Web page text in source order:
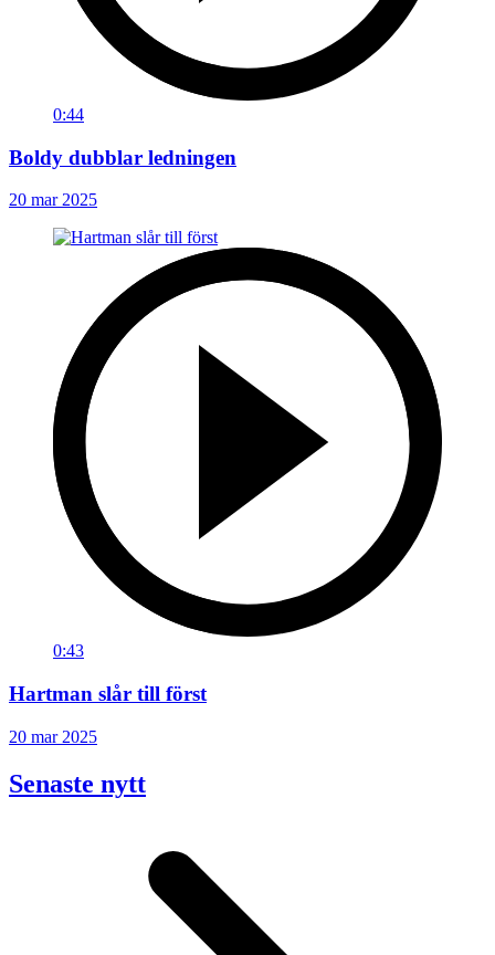
0:44
Boldy dubblar ledningen
20 mar 2025
0:43
Hartman slår till först
20 mar 2025
Senaste nytt